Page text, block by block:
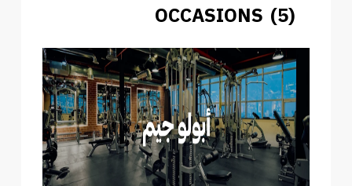
OCCASIONS (5)